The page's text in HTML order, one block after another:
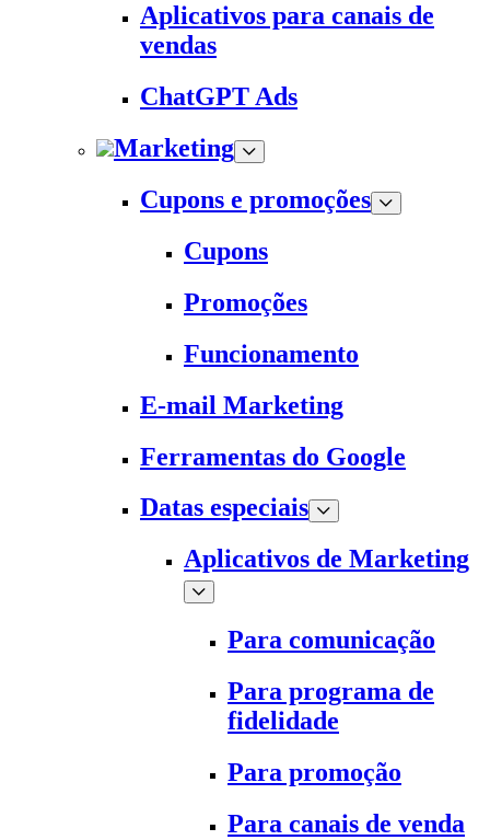
Aplicativos para canais de
vendas
ChatGPT Ads
Marketing
Cupons e promoções
Cupons
Promoções
Funcionamento
E-mail Marketing
Ferramentas do Google
Datas especiais
Aplicativos de Marketing
Para comunicação
Para programa de
fidelidade
Para promoção
Para canais de venda